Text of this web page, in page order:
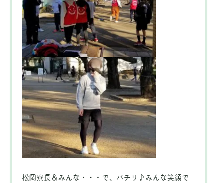
松岡寮長＆みんな・・・で、パチリ♪みんな笑顔で